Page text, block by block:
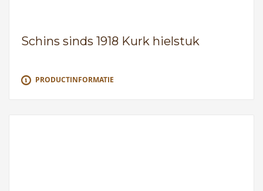
Schins sinds 1918 Kurk hielstuk
PRODUCTINFORMATIE